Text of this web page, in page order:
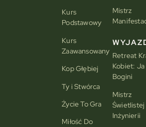
Kurs
Podstawowy
Kurs
Zaawansowany
Kop Głębiej
Ty i Stwórca
Życie To Gra
Miłość Do
Mistrz
Retreat
Kobiet: Ja
Bogini
Mistrz
Świetlistej
Inżynierii